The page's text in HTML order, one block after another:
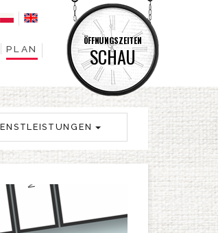
ÖFFNUNGSZEITEN
SCHAU
PLAN